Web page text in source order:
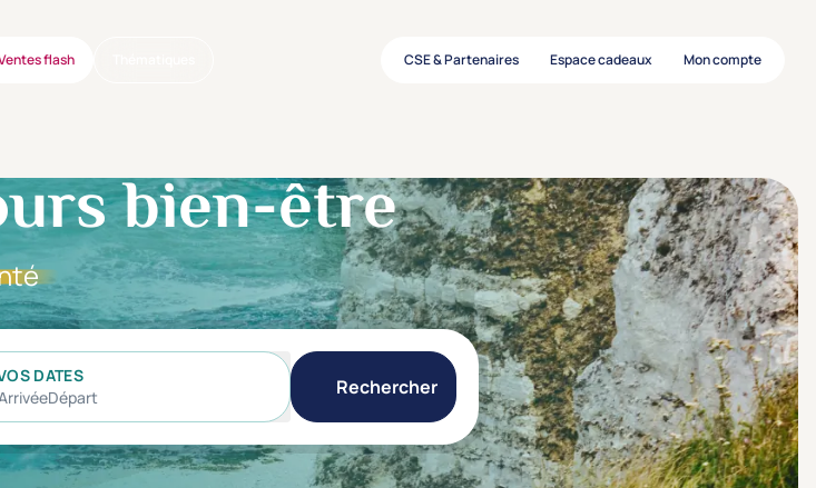
flash CSE & Partenaires Espace cadeaux Mon compte
bien-être
DATES
Départ Rechercher